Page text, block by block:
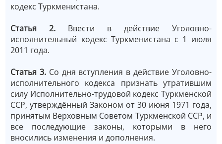
кодекс Туркменистана.
Статья 2. Ввести в действие Уголовно-
исполнительный кодекс Туркменистана с 1 июля
2011 года.
Статья 3. Со дня вступления в действие Уголовно-
исполнительного кодекса признать утратившим
силу Исполнительно-трудовой кодекс Туркменской
ССР, утверждённый Законом от 30 июня 1971 года,
принятым Верховным Советом Туркменской ССР, и
все последующие законы, которыми в него
вносились изменения и дополнения.